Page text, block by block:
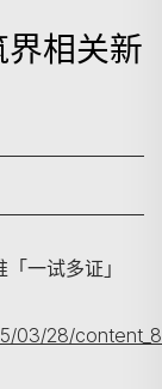
相关新
一试多证」
03/28/